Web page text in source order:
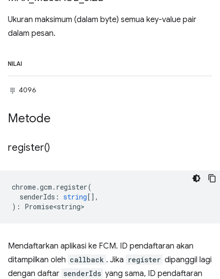
Ukuran maksimum (dalam byte) semua key-value pair
dalam pesan.
NILAI
4096
Metode
register()
chrome.gcm . register(
senderIds : string[],
) : Promise<string>
Mendaftarkan aplikasi ke FCM. ID pendaftaran akan
ditampilkan oleh callback . Jika register dipanggil lagi
dengan daftar senderIds yang sama, ID pendaftaran